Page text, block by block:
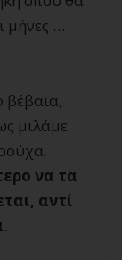
μήνες …
βέβαια,
μιλάμε
να τα
αντί
.